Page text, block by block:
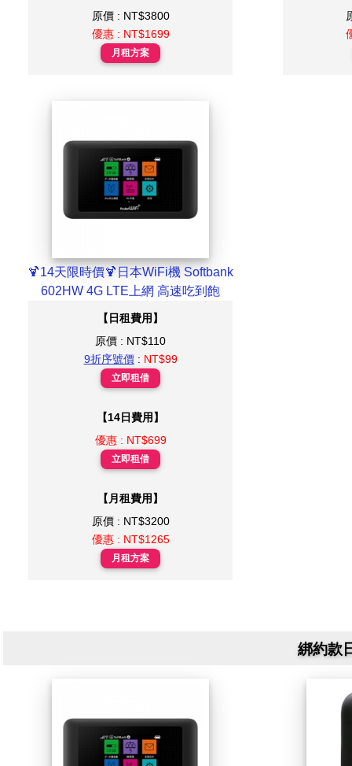
原價 : NT$3800
優惠 : NT$1699
月租方案
🍹14天限時價🍹日本WiFi機 Softbank
602HW 4G LTE上網 高速吃到飽
【日租費用】
原價 : NT$110
9折序號價: NT$99
立即租借
【14日費用】
優惠 : NT$699
立即租借
【月租費用】
原價 : NT$3200
優惠 : NT$1265
月租方案
綁約款